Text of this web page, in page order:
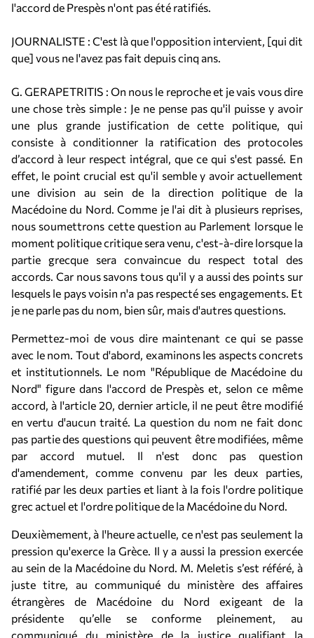
l'accord de Prespès n'ont pas été ratifiés.
JOURNALISTE : C'est là que l'opposition intervient, [qui dit
que] vous ne l'avez pas fait depuis cinq ans.
G. GERAPETRITIS : On nous le reproche et je vais vous dire
une chose très simple : Je ne pense pas qu'il puisse y avoir
une plus grande justification de cette politique, qui
consiste à conditionner la ratification des protocoles
d’accord à leur respect intégral, que ce qui s'est passé. En
effet, le point crucial est qu'il semble y avoir actuellement
une division au sein de la direction politique de la
Macédoine du Nord. Comme je l'ai dit à plusieurs reprises,
nous soumettrons cette question au Parlement lorsque le
moment politique critique sera venu, c'est-à-dire lorsque la
partie grecque sera convaincue du respect total des
accords. Car nous savons tous qu'il y a aussi des points sur
lesquels le pays voisin n'a pas respecté ses engagements. Et
je ne parle pas du nom, bien sûr, mais d'autres questions.
Permettez-moi de vous dire maintenant ce qui se passe
avec le nom. Tout d'abord, examinons les aspects concrets
et institutionnels. Le nom "République de Macédoine du
Nord" figure dans l'accord de Prespès et, selon ce même
accord, à l'article 20, dernier article, il ne peut être modifié
en vertu d'aucun traité. La question du nom ne fait donc
pas partie des questions qui peuvent être modifiées, même
par accord mutuel. Il n'est donc pas question
d'amendement, comme convenu par les deux parties,
ratifié par les deux parties et liant à la fois l'ordre politique
grec actuel et l'ordre politique de la Macédoine du Nord.
Deuxièmement, à l'heure actuelle, ce n'est pas seulement la
pression qu'exerce la Grèce. Il y a aussi la pression exercée
au sein de la Macédoine du Nord. M. Meletis s’est référé, à
juste titre, au communiqué du ministère des affaires
étrangères de Macédoine du Nord exigeant de la
présidente qu’elle se conforme pleinement, au
communiqué du ministère de la justice qualifiant la